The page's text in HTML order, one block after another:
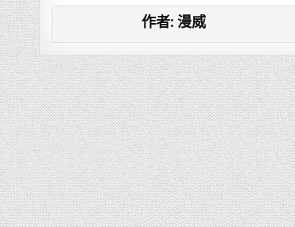
作者: 漫威
文
章
导
航